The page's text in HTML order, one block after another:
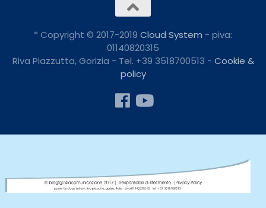
* Copyright © 2017-2019 Cloud System - piva:
01140820315
Riva Piazzutta, Gorizia - Tel. +39 3518700513 - Cookie &
policy